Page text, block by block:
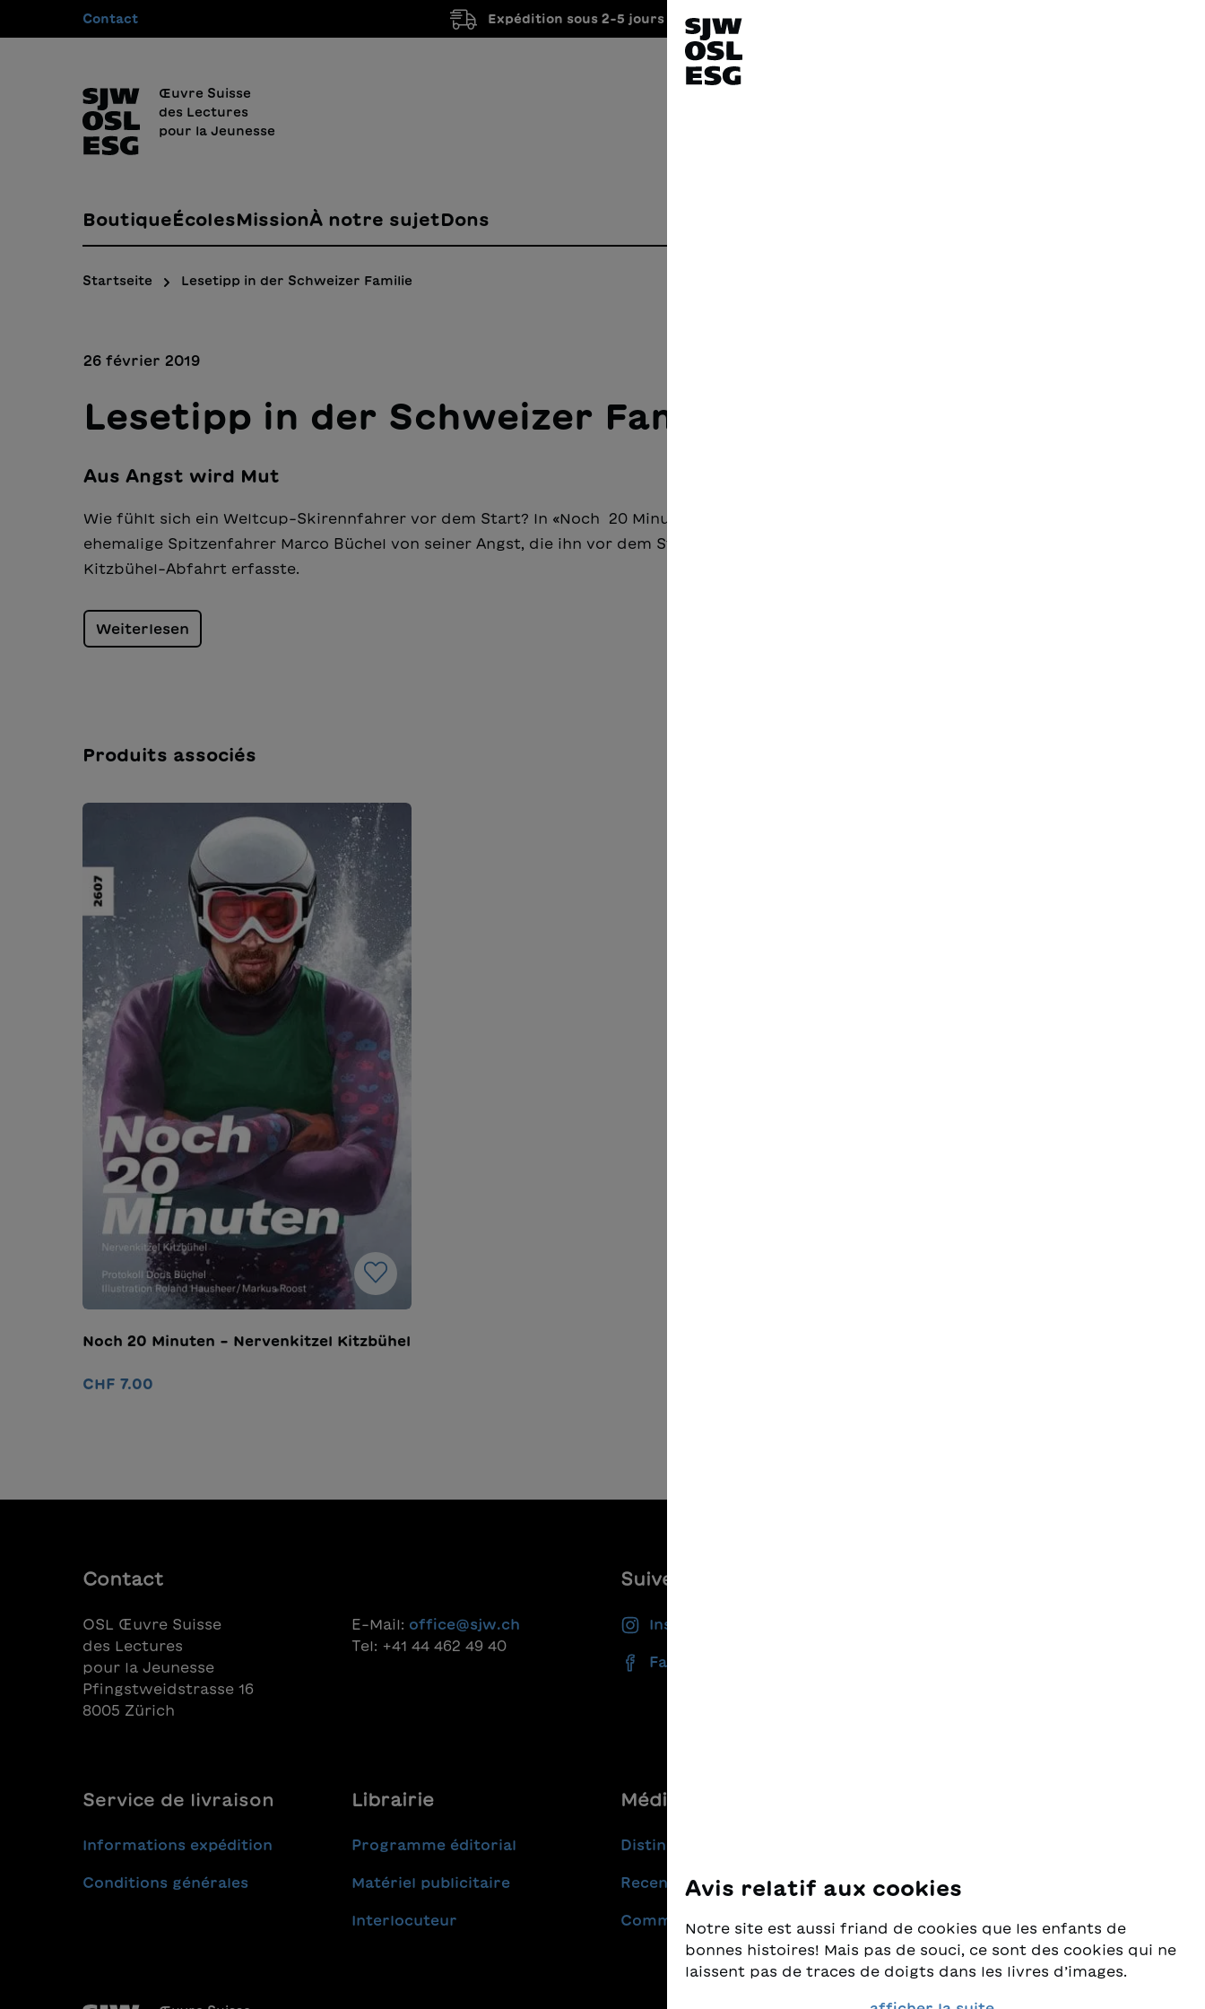
Passer à la navigation principale
Contact Expédition sous 2-5 jours ouvrés
Œuvre Suisse
des Lectures
pour la Jeunesse
BoutiqueÉcolesMissionÀ notre sujetDons
Startseite Lesetipp in der Schweizer Familie
26 février 2019
Lesetipp in der Schweizer Familie
Aus Angst wird Mut
Wie fühlt sich ein Weltcup-Skirennfahrer vor dem Start? In «Noch 20 Minuten» erzählt der
ehemalige Spitzenfahrer Marco Büchel von seiner Angst, die ihn vor dem Start der legendären
Kitzbühel-Abfahrt erfasste.
Weiterlesen
Ignorer la galerie de produits
Produits associés
Noch 20 Minuten – Nervenkitzel Kitzbühel
CHF 7.00
Contact
OSL Œuvre Suisse
des Lectures
pour la Jeunesse
Pfingstweidstrasse 16
8005 Zürich
E-Mail: office@sjw.ch
Tel: +41 44 462 49 40
Suivez-nous
Instagram
Facebook
Service de livraison
Informations expédition
Conditions générales
Librairie
Programme éditorial
Matériel publicitaire
Interlocuteur
Médias
Distinctions
Recensions
Communiqués de presse
Avis relatif aux cookies
Notre site est aussi friand de cookies que les enfants de
bonnes histoires! Mais pas de souci, ce sont des cookies qui ne
laissent pas de traces de doigts dans les livres d’images.